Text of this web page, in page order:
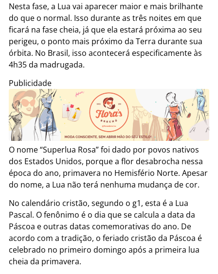
Nesta fase, a Lua vai aparecer maior e mais brilhante
do que o normal. Isso durante as três noites em que
ficará na fase cheia, já que ela estará próxima ao seu
perigeu, o ponto mais próximo da Terra durante sua
órbita. No Brasil, isso acontecerá especificamente às
4h35 da madrugada.
Publicidade
O nome “Superlua Rosa” foi dado por povos nativos
dos Estados Unidos, porque a flor desabrocha nessa
época do ano, primavera no Hemisfério Norte. Apesar
do nome, a Lua não terá nenhuma mudança de cor.
No calendário cristão, segundo o g1, esta é a Lua
Pascal. O fenônimo é o dia que se calcula a data da
Páscoa e outras datas comemorativas do ano. De
acordo com a tradição, o feriado cristão da Páscoa é
celebrado no primeiro domingo após a primeira lua
cheia da primavera.